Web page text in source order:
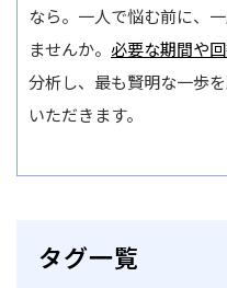
なら。一人で悩む前に、
ませんか。 必要な期間や
分析し、最も賢明な一歩
いただきます。
タグ一覧